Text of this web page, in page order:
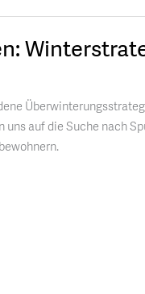
uns auf die Suche nach